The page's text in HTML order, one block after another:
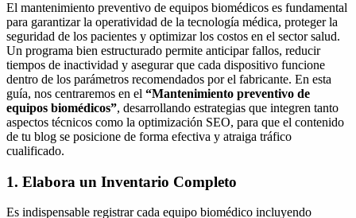
El mantenimiento preventivo de equipos biomédicos es fundamental
para garantizar la operatividad de la tecnología médica, proteger la
seguridad de los pacientes y optimizar los costos en el sector salud.
Un programa bien estructurado permite anticipar fallos, reducir
tiempos de inactividad y asegurar que cada dispositivo funcione
dentro de los parámetros recomendados por el fabricante. En esta
guía, nos centraremos en el “Mantenimiento preventivo de
equipos biomédicos”, desarrollando estrategias que integren tanto
aspectos técnicos como la optimización SEO, para que el contenido
de tu blog se posicione de forma efectiva y atraiga tráfico
cualificado.
1. Elabora un Inventario Completo
Es indispensable registrar cada equipo biomédico incluyendo